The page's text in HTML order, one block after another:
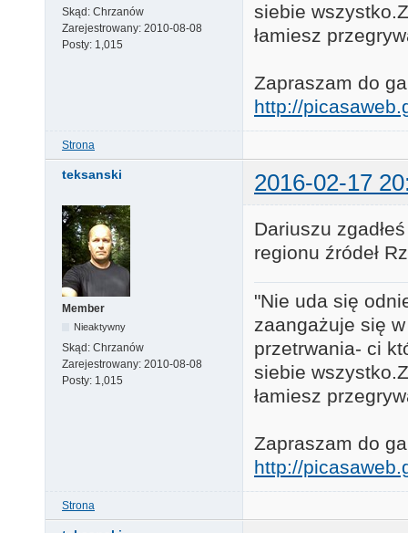
Skąd: Chrzanów
Zarejestrowany: 2010-08-08
Posty: 1,015
siebie
łamiesz
Zapraszam do
http://
Strona
teksanski 2016-02-17
Member
Nieaktywny
Skąd: Chrzanów
Zarejestrowany: 2010-08-08
Posty: 1,015
Dariuszu
regionu źródeł
"Nie uda się
zaangażuje się
przetrwania- ci
siebie
łamiesz
Zapraszam do
http://
Strona